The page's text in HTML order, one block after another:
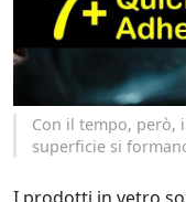
Con il tempo, però,
superficie si